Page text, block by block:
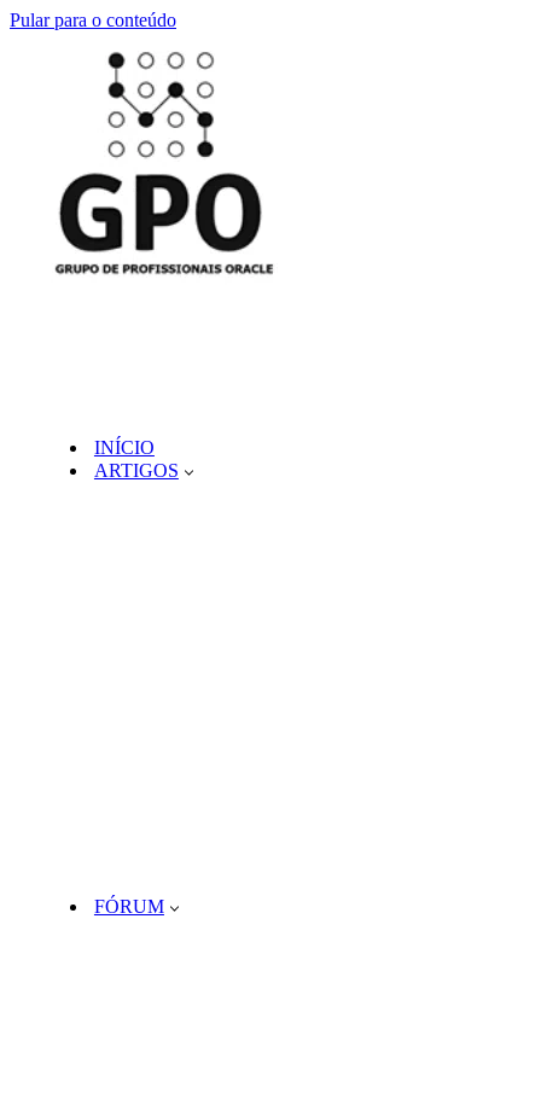
Pular para o conteúdo
INÍCIO
ARTIGOS
FÓRUM